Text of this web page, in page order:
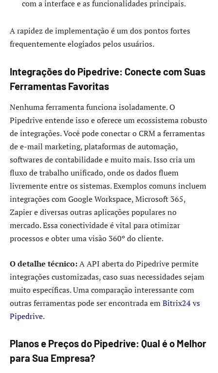
com a interface e as funcionalidades principais.
A rapidez de implementação é um dos pontos fortes
frequentemente elogiados pelos usuários.
Integrações do Pipedrive: Conecte com Suas
Ferramentas Favoritas
Nenhuma ferramenta funciona isoladamente. O
Pipedrive entende isso e oferece um ecossistema robusto
de integrações. Você pode conectar o CRM a ferramentas
de e-mail marketing, plataformas de automação,
softwares de contabilidade e muito mais. Isso cria um
fluxo de trabalho unificado, onde os dados fluem
livremente entre os sistemas. Exemplos comuns incluem
integrações com Google Workspace, Microsoft 365,
Zapier e diversas outras aplicações populares no
mercado. Essa conectividade é vital para otimizar
processos e obter uma visão 360º do cliente.
O detalhe técnico:A API aberta do Pipedrive permite
integrações customizadas, caso suas necessidades sejam
muito específicas. Uma comparação interessante com
outras ferramentas pode ser encontrada emBitrix24 vs
Pipedrive.
Planos e Preços do Pipedrive: Qual é o Melhor
para Sua Empresa?